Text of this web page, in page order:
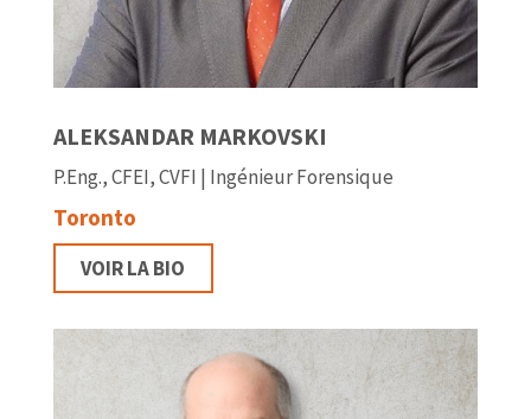
ALEKSANDAR MARKOVSKI
P.Eng., CFEI, CVFI | Ingénieur Forensique
Toronto
VOIR LA BIO